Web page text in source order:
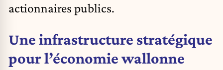
actionnaires publics.
Une infrastructure stratégique
pour l’économie wallonne